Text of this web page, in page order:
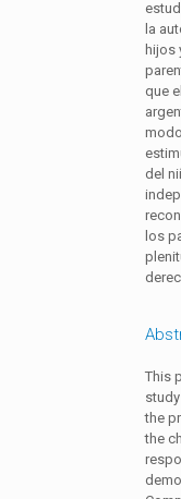
la
hijos
que
del
los
This
the
the